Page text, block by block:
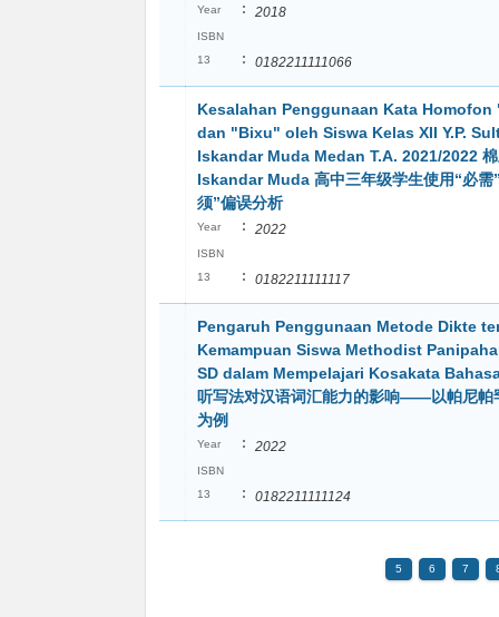
Year : 2018
ISBN
13
: 0182211111066
Kesalahan Penggunaan Kata
dan "Bixu" oleh Siswa Kelas XII Y.P.
Iskandar Muda Medan T.A. 2021/2022
Iskandar Muda 高中三年级学生使用“必需
须”偏误分析
Year : 2022
ISBN
13
: 0182211111117
Pengaruh Penggunaan Metode Dikte
Kemampuan Siswa Methodist
SD dalam Mempelajari Kosakata
听写法对汉语词汇能力的影响——以帕尼帕
为例
Year : 2022
ISBN
13
: 0182211111124
5 6 7